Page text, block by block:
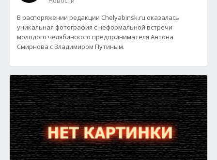
В распоряжении редакции Chelyabinsk.ru оказалась
уникальная фотография с неформальной встречи
молодого челябинского предпринимателя Антона
Смирнова с Владимиром Путиным.